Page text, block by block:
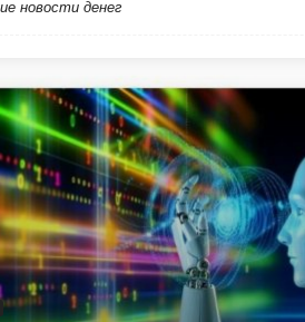
новости денег